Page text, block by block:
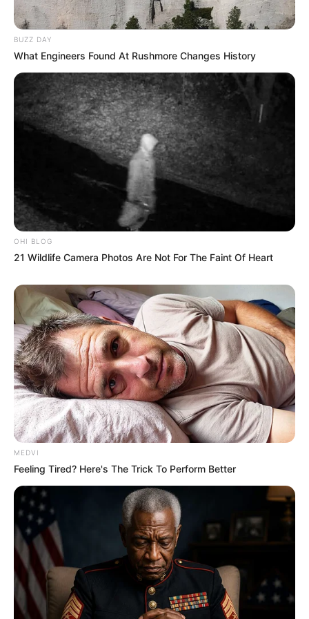
-ad4
🔍 Papel do INSS e novas responsabilidades
responsabilidade do INSS, o que altera a dinâmica para
empresas e trabalhadores. A medida busca padronizar oacesso
ao direitoe reduzir custos diretos para empregadores.
Luiz Inácio Lula da Silva sancionou a ampliação
da licença-paternidade.
—Foto/Reprodução/SRI-PR
Ainda existem dúvidas sobre aimplementação prática
operacionais, o que deve ser esclarecido nos próximos meses.
Esse ponto será decisivo para o funcionamento da
nova regra
BUZZ DAY
What Engineers Found At Rushmore Changes History
OHI BLOG
21 Wildlife Camera Photos Are Not For The Faint Of Heart
MEDVI
Feeling Tired? Here's The Trick To Perform Better